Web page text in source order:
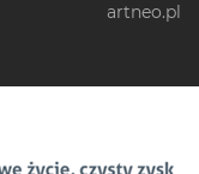
artneo.pl